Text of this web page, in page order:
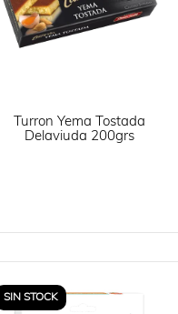
Turron Yema Tostada
Delaviuda 200grs
SIN STOCK